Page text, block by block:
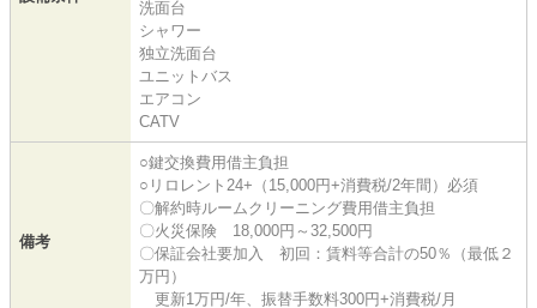
洗面台
シャワー
独立洗面台
ユニットバス
エアコン
CATV
備考
○鍵交換費用借主負担
○リロレント24+（15,000円+消費税/2年間）必須
〇解約時ルームクリーニング費用借主負担
〇火災保険 18,000円～32,500円
〇保証会社要加入 初回：賃料等合計の50％（最低２
万円）
更新1万円/年、振替手数料300円+消費税/月